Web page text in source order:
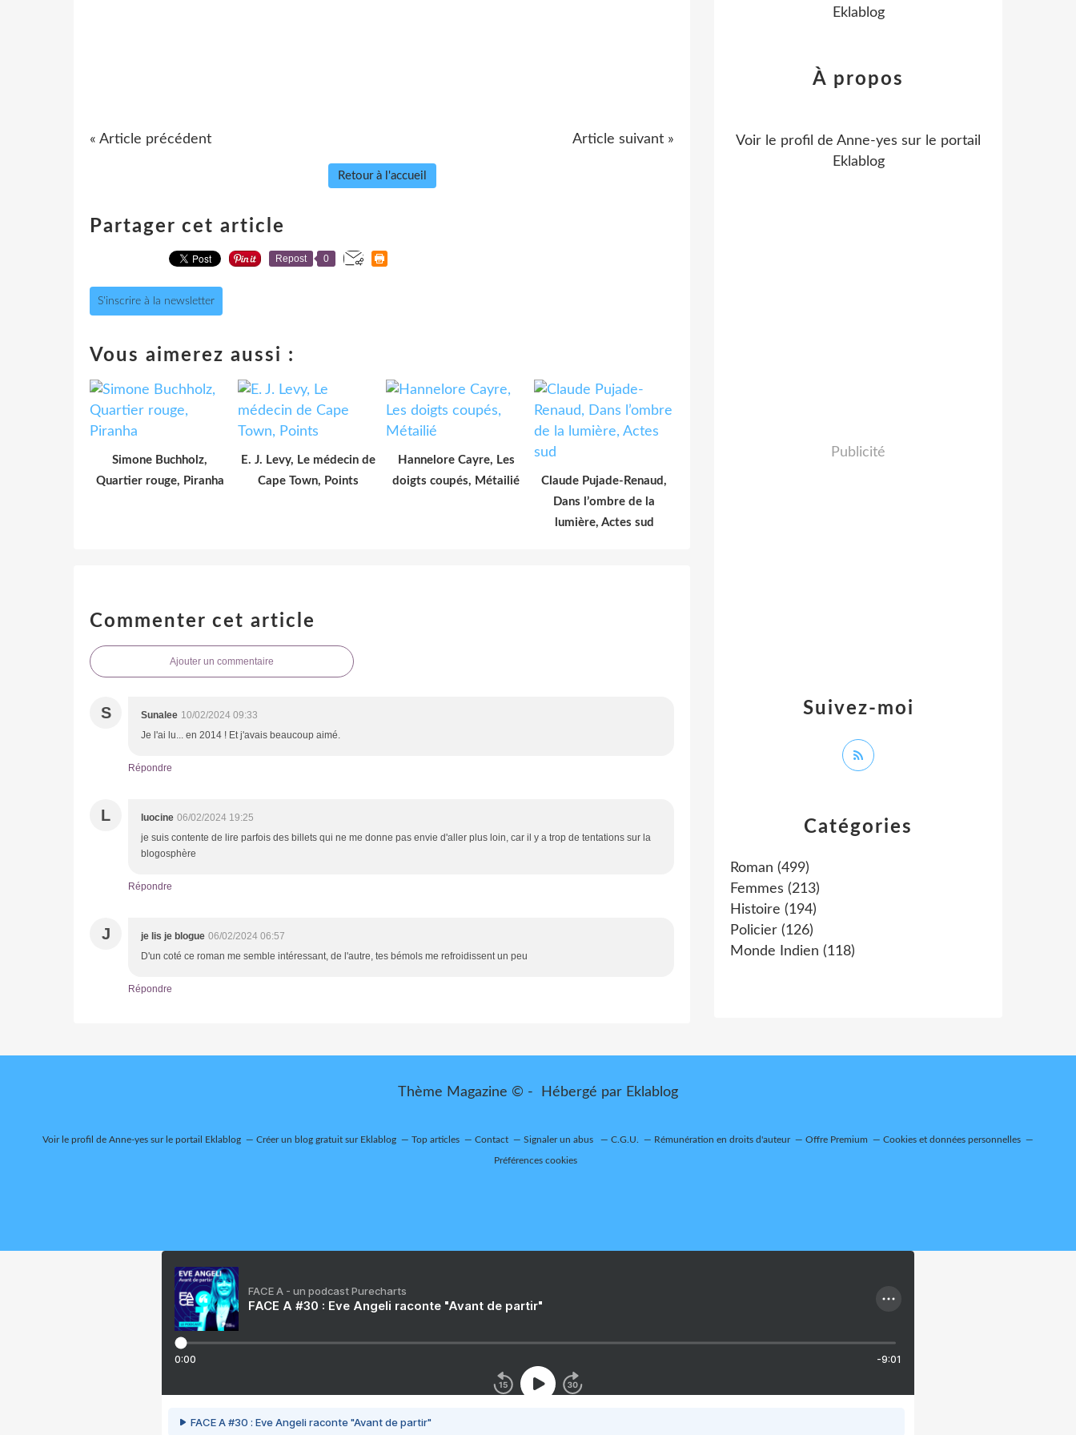
« Article précédent Article suivant »
Retour à l'accueil
Partager cet article
Repost 0
S'inscrire à la newsletter
Vous aimerez aussi :
Simone Buchholz,
Quartier rouge, Piranha
E. J. Levy, Le médecin de
Cape Town, Points
Hannelore Cayre, Les
doigts coupés, Métailié
Claude Pujade-Renaud,
Dans l’ombre de la
lumière, Actes sud
Commenter cet article
Ajouter un commentaire
S Sunalee 10/02/2024 09:33
Je l'ai lu... en 2014 ! Et j'avais beaucoup aimé.
Répondre
L luocine 06/02/2024 19:25
je suis contente de lire parfois des billets qui ne me donne pas envie d'aller plus loin, car il y a trop de tentations sur la
blogosphère
Répondre
J je lis je blogue 06/02/2024 06:57
D'un coté ce roman me semble intéressant, de l'autre, tes bémols me refroidissent un peu
Répondre
Catégories
Roman (499)
Femmes (213)
Histoire (194)
Policier (126)
Monde Indien (118)
Eklablog
Suivez-moi
À propos
Voir le profil de Anne-yes sur le portail
Eklablog
Publicité
Thème Magazine © - Hébergé par Eklablog
Voir le profil de Anne-yes sur le portail Eklablog Créer un blog gratuit sur Eklablog Top articles Contact Signaler un abus C.G.U. Rémunération en droits d'auteur Offre Premium Cookies et données personnelles
Préférences cookies
FACE A - un podcast Purecharts
FACE A #30 : Eve Angeli raconte "Avant de partir"
0:00 -9:01
FACE A #30 : Eve Angeli raconte "Avant de partir"